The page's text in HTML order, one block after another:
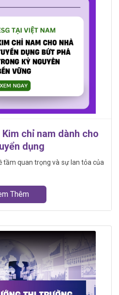
chỉ nam dành cho
dụng
tầm quan trọng và sự lan tỏa của
Thêm